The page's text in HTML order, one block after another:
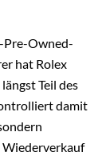
Pre-Owned-
hat Rolex
Teil des
damit
Wiederverkauf